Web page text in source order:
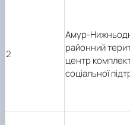
2
Амур-
районний
центр
соціальної